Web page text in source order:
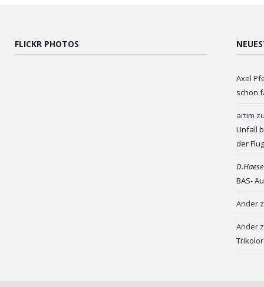
FLICKR PHOTOS
Axel
schon
artim
Unfall
der
BAS-
Ander
Ander